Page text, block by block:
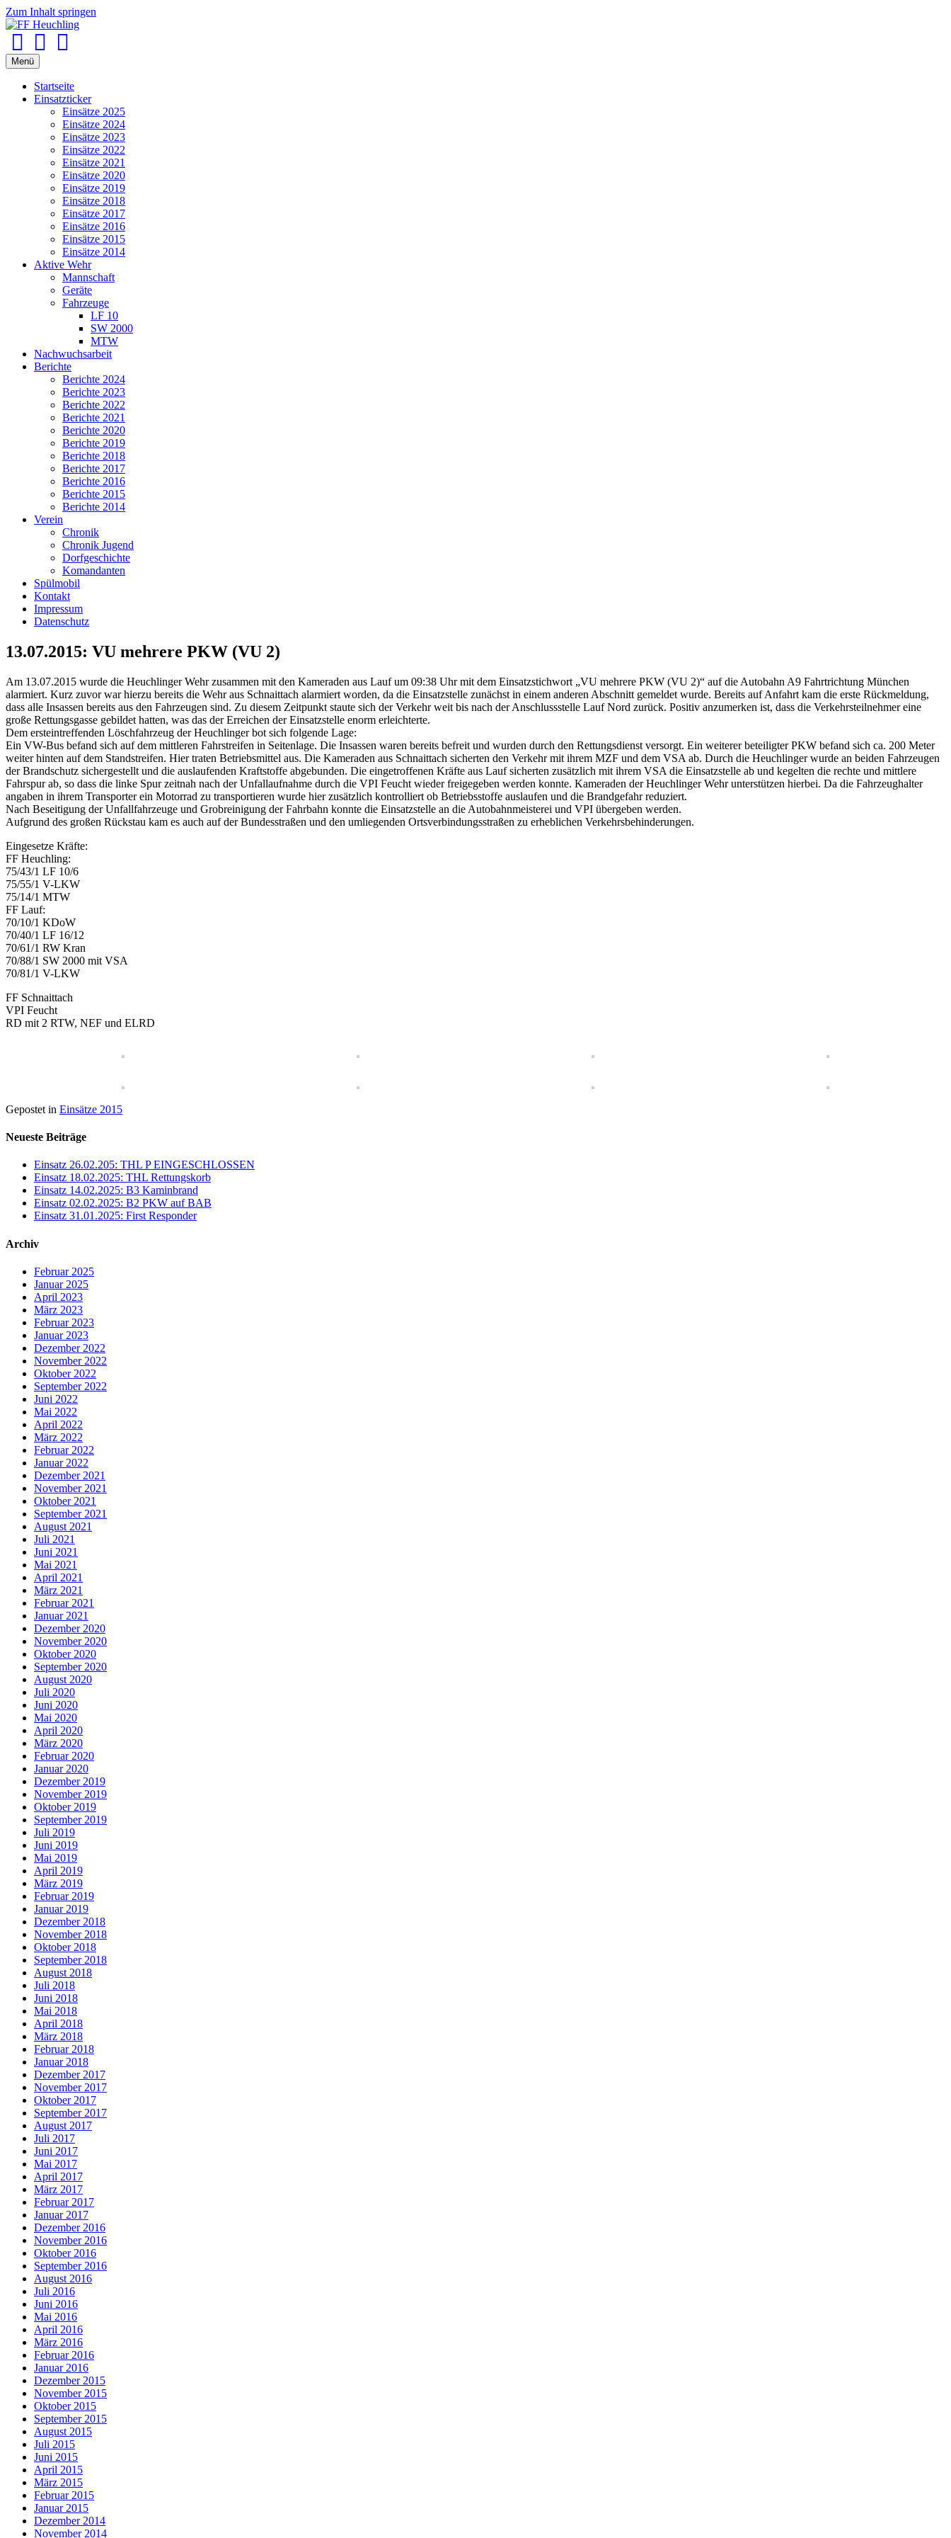
Zum Inhalt springen
Menü
Startseite
Einsatzticker
Einsätze 2025
Einsätze 2024
Einsätze 2023
Einsätze 2022
Einsätze 2021
Einsätze 2020
Einsätze 2019
Einsätze 2018
Einsätze 2017
Einsätze 2016
Einsätze 2015
Einsätze 2014
Aktive Wehr
Mannschaft
Geräte
Fahrzeuge
LF 10
SW 2000
MTW
Nachwuchsarbeit
Berichte
Berichte 2024
Berichte 2023
Berichte 2022
Berichte 2021
Berichte 2020
Berichte 2019
Berichte 2018
Berichte 2017
Berichte 2016
Berichte 2015
Berichte 2014
Verein
Chronik
Chronik Jugend
Dorfgeschichte
Komandanten
Spülmobil
Kontakt
Impressum
Datenschutz
13.07.2015: VU mehrere PKW (VU 2)
Am 13.07.2015 wurde die Heuchlinger Wehr zusammen mit den Kameraden aus Lauf um 09:38 Uhr mit dem Einsatzstichwort „VU mehrere PKW (VU 2)“ auf die Autobahn A9 Fahrtrichtung München
alarmiert. Kurz zuvor war hierzu bereits die Wehr aus Schnaittach alarmiert worden, da die Einsatzstelle zunächst in einem anderen Abschnitt gemeldet wurde. Bereits auf Anfahrt kam die erste Rückmeldung,
dass alle Insassen bereits aus den Fahrzeugen sind. Zu diesem Zeitpunkt staute sich der Verkehr weit bis nach der Anschlussstelle Lauf Nord zurück. Positiv anzumerken ist, dass die Verkehrsteilnehmer eine
große Rettungsgasse gebildet hatten, was das der Erreichen der Einsatzstelle enorm erleichterte.
Dem ersteintreffenden Löschfahrzeug der Heuchlinger bot sich folgende Lage:
Ein VW-Bus befand sich auf dem mittleren Fahrstreifen in Seitenlage. Die Insassen waren bereits befreit und wurden durch den Rettungsdienst versorgt. Ein weiterer beteiligter PKW befand sich ca. 200 Meter
weiter hinten auf dem Standstreifen. Hier traten Betriebsmittel aus. Die Kameraden aus Schnaittach sicherten den Verkehr mit ihrem MZF und dem VSA ab. Durch die Heuchlinger wurde an beiden Fahrzeugen
der Brandschutz sichergestellt und die auslaufenden Kraftstoffe abgebunden. Die eingetroffenen Kräfte aus Lauf sicherten zusätzlich mit ihrem VSA die Einsatzstelle ab und kegelten die rechte und mittlere
Fahrspur ab, so dass die linke Spur zeitnah nach der Unfallaufnahme durch die VPI Feucht wieder freigegeben werden konnte. Kameraden der Heuchlinger Wehr unterstützen hierbei. Da die Fahrzeughalter
angaben in ihrem Transporter ein Motorrad zu transportieren wurde hier zusätzlich kontrolliert ob Betriebsstoffe auslaufen und die Brandgefahr reduziert.
Nach Beseitigung der Unfallfahrzeuge und Grobreinigung der Fahrbahn konnte die Einsatzstelle an die Autobahnmeisterei und VPI übergeben werden.
Aufgrund des großen Rückstau kam es auch auf der Bundesstraßen und den umliegenden Ortsverbindungsstraßen zu erheblichen Verkehrsbehinderungen.
Eingesetze Kräfte:
FF Heuchling:
75/43/1 LF 10/6
75/55/1 V-LKW
75/14/1 MTW
FF Lauf:
70/10/1 KDoW
70/40/1 LF 16/12
70/61/1 RW Kran
70/88/1 SW 2000 mit VSA
70/81/1 V-LKW
FF Schnaittach
VPI Feucht
RD mit 2 RTW, NEF und ELRD
Gepostet in Einsätze 2015
Neueste Beiträge
Einsatz 26.02.205: THL P EINGESCHLOSSEN
Einsatz 18.02.2025: THL Rettungskorb
Einsatz 14.02.2025: B3 Kaminbrand
Einsatz 02.02.2025: B2 PKW auf BAB
Einsatz 31.01.2025: First Responder
Archiv
Februar 2025
Januar 2025
April 2023
März 2023
Februar 2023
Januar 2023
Dezember 2022
November 2022
Oktober 2022
September 2022
Juni 2022
Mai 2022
April 2022
März 2022
Februar 2022
Januar 2022
Dezember 2021
November 2021
Oktober 2021
September 2021
August 2021
Juli 2021
Juni 2021
Mai 2021
April 2021
März 2021
Februar 2021
Januar 2021
Dezember 2020
November 2020
Oktober 2020
September 2020
August 2020
Juli 2020
Juni 2020
Mai 2020
April 2020
März 2020
Februar 2020
Januar 2020
Dezember 2019
November 2019
Oktober 2019
September 2019
Juli 2019
Juni 2019
Mai 2019
April 2019
März 2019
Februar 2019
Januar 2019
Dezember 2018
November 2018
Oktober 2018
September 2018
August 2018
Juli 2018
Juni 2018
Mai 2018
April 2018
März 2018
Februar 2018
Januar 2018
Dezember 2017
November 2017
Oktober 2017
September 2017
August 2017
Juli 2017
Juni 2017
Mai 2017
April 2017
März 2017
Februar 2017
Januar 2017
Dezember 2016
November 2016
Oktober 2016
September 2016
August 2016
Juli 2016
Juni 2016
Mai 2016
April 2016
März 2016
Februar 2016
Januar 2016
Dezember 2015
November 2015
Oktober 2015
September 2015
August 2015
Juli 2015
Juni 2015
April 2015
März 2015
Februar 2015
Januar 2015
Dezember 2014
November 2014